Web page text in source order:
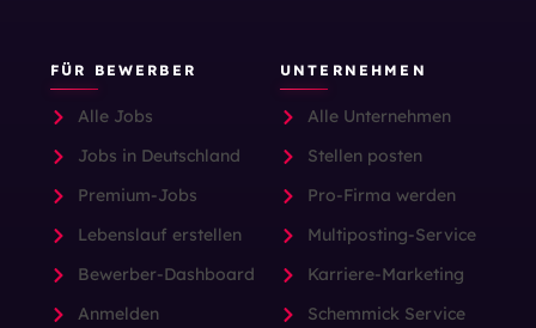
FÜR BEWERBER
Alle Jobs
Jobs in Deutschland
Premium-Jobs
Lebenslauf erstellen
Bewerber-Dashboard
Anmelden
UNTERNEHMEN
Alle Unternehmen
Stellen posten
Pro-Firma werden
Multiposting-Service
Karriere-Marketing
Schemmick Service